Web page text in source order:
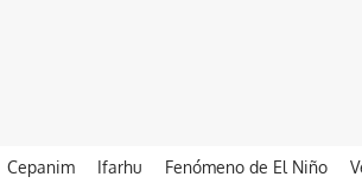
Cepanim Ifarhu Fenómeno de El Niño